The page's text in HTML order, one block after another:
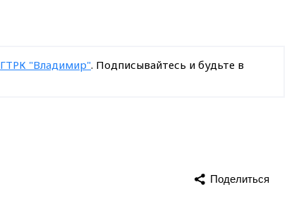
ГТРК "Владимир". Подписывайтесь и будьте в
Поделиться